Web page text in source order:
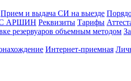
Прием и выдача СИ на выезде
АРШИН Реквизиты Тарифы
резервуаров объемным методом
Интернет-приемная